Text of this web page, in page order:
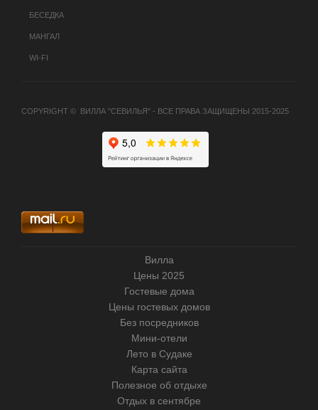
БЕСЕДКА
МАНГАЛ
WI-FI
COPYRIGHT © ВИЛЛА "СЕВИЛЬЯ" - ВСЕ ПРАВА ЗАЩИЩЕНЫ 2015-2025
Вилла
Цены 2025
Гостевые дома
Цены гостевых домов
Без посредников
Мини-отели
Лето в Судаке
Карта сайта
Полезное об отдыхе
Отдых в сентябре